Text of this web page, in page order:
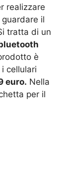
realizzare
il
tratta di un
è
cellulari
euro. Nella
per il